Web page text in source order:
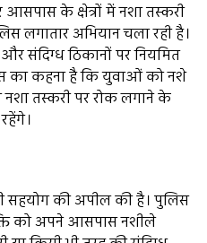
के क्षेत्रों में नशा तस्करी
लगातार अभियान चला रही है।
संदिग्ध ठिकानों पर नियमित
का कहना है कि युवाओं को नशे
तस्करी पर रोक लगाने के
सहयोग की अपील की है। पुलिस
को अपने आसपास नशीले